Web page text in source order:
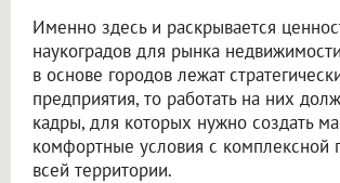
Именно здесь и раскрывается
наукоградов для рынка
в основе городов лежат
предприятия, то работать на них
кадры, для которых нужно создать
комфортные условия с комплексной
всей территории.